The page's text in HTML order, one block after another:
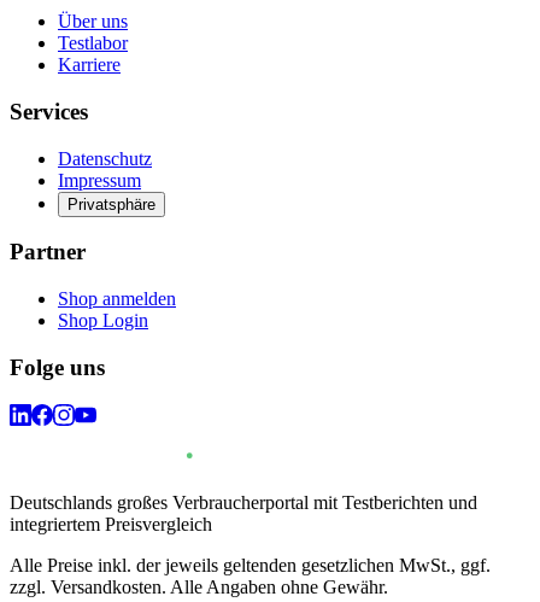
Über uns
Testlabor
Karriere
Services
Datenschutz
Impressum
Privatsphäre
Partner
Shop anmelden
Shop Login
Folge uns
Deutschlands großes Verbraucherportal mit Testberichten und
integriertem Preisvergleich
Alle Preise inkl. der jeweils geltenden gesetzlichen MwSt., ggf.
zzgl. Versandkosten. Alle Angaben ohne Gewähr.